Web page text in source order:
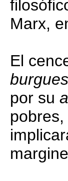
Marx,
El
por su